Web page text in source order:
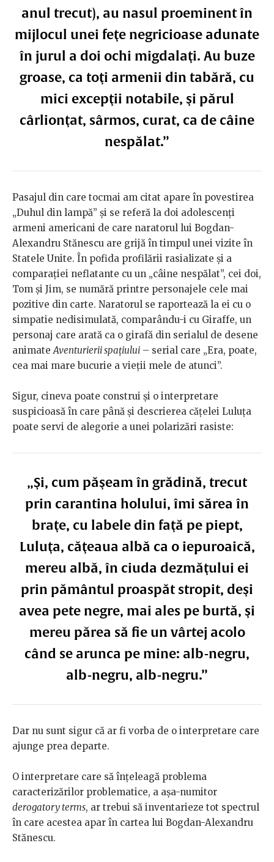
anul trecut), au nasul proeminent în
mijlocul unei feţe negricioase adunate
în jurul a doi ochi migdalaţi. Au buze
groase, ca toţi armenii din tabără, cu
mici excepţii notabile, şi părul
cârlionţat, sârmos, curat, ca de câine
nespălat.”
Pasajul din care tocmai am citat apare în povestirea
„Duhul din lampă” și se referă la doi adolescenți
armeni americani de care naratorul lui Bogdan-
Alexandru Stănescu are grijă în timpul unei vizite în
Statele Unite. În pofida profilării rasializate și a
comparației neflatante cu un „câine nespălat”, cei doi,
Tom și Jim, se numără printre personajele cele mai
pozitive din carte. Naratorul se raportează la ei cu o
simpatie nedisimulată, comparându-i cu Giraffe, un
personaj care arată ca o girafă din serialul de desene
animateAventurierii spațiului – serial care „Era, poate,
cea mai mare bucurie a vieţii mele de atunci”.
Sigur, cineva poate construi și o interpretare
suspicioasă în care până și descrierea cățelei Luluța
poate servi de alegorie a unei polarizări rasiste:
„Şi, cum păşeam în grădină, trecut
prin carantina holului, îmi sărea în
braţe, cu labele din faţă pe piept,
Luluţa, căţeaua albă ca o iepuroaică,
mereu albă, în ciuda dezmăţului ei
prin pământul proaspăt stropit, deşi
avea pete negre, mai ales pe burtă, şi
mereu părea să fie un vârtej acolo
când se arunca pe mine: alb-negru,
alb-negru, alb-negru.”
Dar nu sunt sigur că ar fi vorba de o interpretare care
ajunge prea departe.
O interpretare care să înțeleagă problema
caracterizărilor problematice, a așa-numitor
derogatory terms, ar trebui să inventarieze tot spectrul
în care acestea apar în cartea lui Bogdan-Alexandru
Stănescu.